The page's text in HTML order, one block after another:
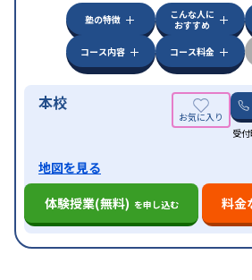
塾の特徴
こんな人に
おすすめ
コース内容
コース料金
本校
受
地図を見る
体験授業(無料) を申し込む 料金